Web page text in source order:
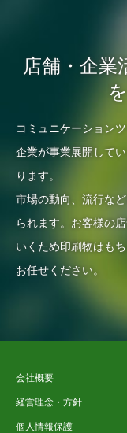
店舗・企業
コミュニケーション
企業が事業展開して
ります。
市場の動向、流行な
られます。お客様の
いくため印刷物はも
お任せください。
会社概要
経営理念・方針
個人情報保護